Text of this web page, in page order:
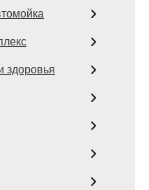
здоровья